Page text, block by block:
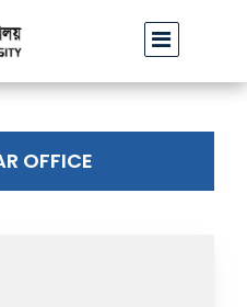
চেষ্টা: সর্বসাধারণকে সতর্ক
OFFICE